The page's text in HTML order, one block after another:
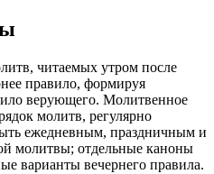
читаемых утром после
правило, формируя
верующего. Молитвенное
молитв, регулярно
ежедневным, праздничным и
молитвы; отдельные каноны
варианты вечернего правила.